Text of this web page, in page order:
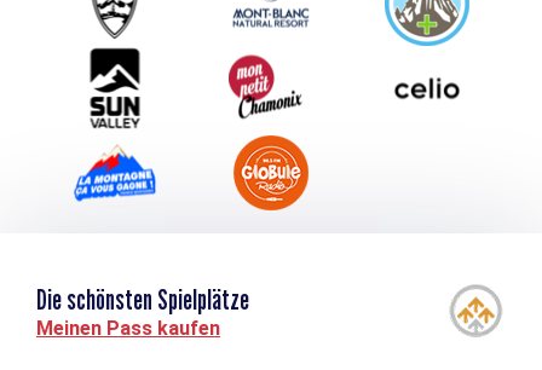
Herunterladen
Tourismus & Behinderung
Die schönsten Spielplätze
Meinen Pass kaufen